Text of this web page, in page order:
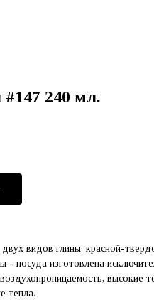
240 мл.
видов глины: красной-
- посуда изготовлена
высокие
тепла.